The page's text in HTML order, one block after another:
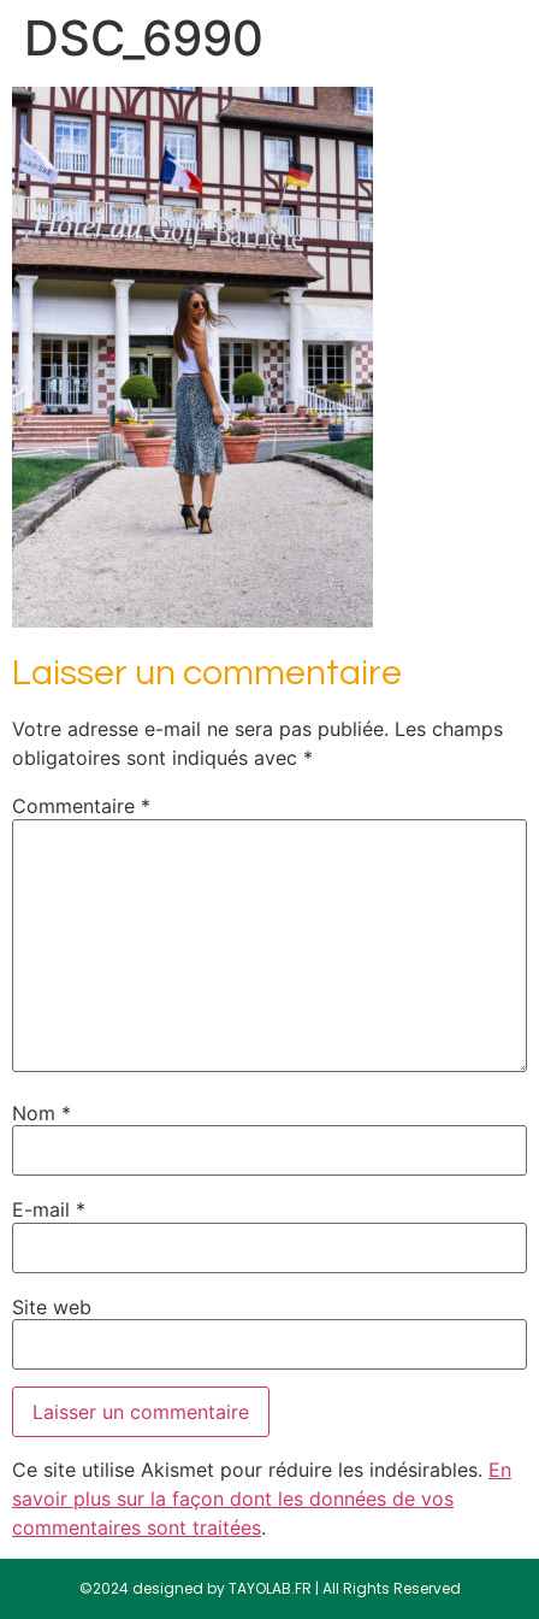
DSC_6990
Laisser un commentaire
Votre adresse e-mail ne sera pas publiée. Les champs
obligatoires sont indiqués avec *
Commentaire *
Nom *
E-mail *
Site web
Ce site utilise Akismet pour réduire les indésirables. En
savoir plus sur la façon dont les données de vos
commentaires sont traitées.
©2024 designed by TAYOLAB.FR | All Rights Reserved